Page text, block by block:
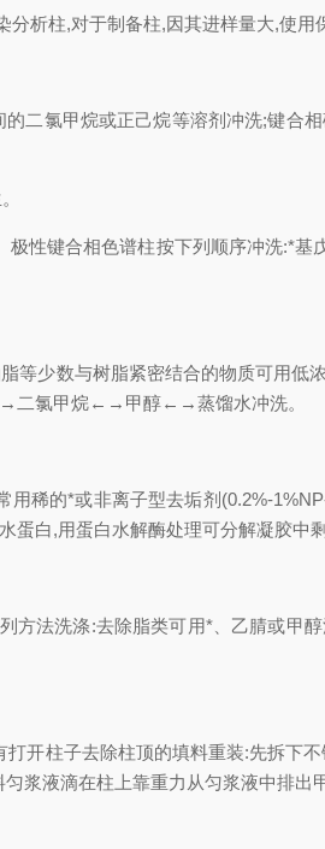
析柱,对于制备柱,因其进样量大,使用
二氯甲烷或正己烷等溶剂冲洗;键合
极性键合相色谱柱按下列顺序冲
等少数与树脂紧密结合的物质可用
二氯甲烷←→甲醇←→蒸馏水冲洗。
稀的*或非离子型去垢剂(0.2%-
蛋白,用蛋白水解酶处理可分解凝胶
法洗涤:去除脂类可用*、乙腈或甲
开柱子去除柱顶的填料重装:先拆下
浆液滴在柱上靠重力从匀浆液中排出